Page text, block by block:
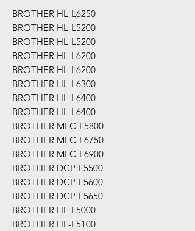
BROTHER HL-L6250
BROTHER HL-L5200
BROTHER HL-L5200
BROTHER HL-L6200
BROTHER HL-L6200
BROTHER HL-L6300
BROTHER HL-L6400
BROTHER HL-L6400
BROTHER MFC-L5800
BROTHER MFC-L6750
BROTHER MFC-L6900
BROTHER DCP-L5500
BROTHER DCP-L5600
BROTHER DCP-L5650
BROTHER HL-L5000
BROTHER HL-L5100